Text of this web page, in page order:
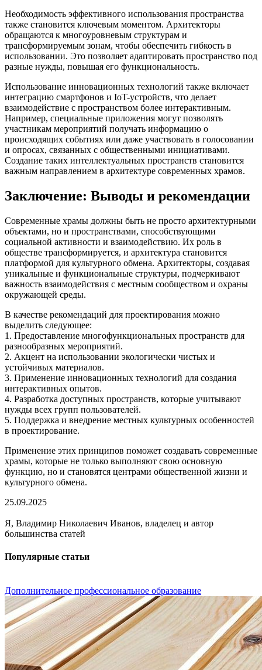
Необходимость эффективного использования пространства
также становится ключевым моментом. Архитекторы
обращаются к многоуровневым структурам и
трансформируемым зонам, чтобы обеспечить гибкость в
использовании. Это позволяет адаптировать пространство под
разные нужды, повышая его функциональность.
Использование инновационных технологий также включает
интеграцию смартфонов и IoT-устройств, что делает
взаимодействие с пространством более интерактивным.
Например, специальные приложения могут позволять
участникам мероприятий получать информацию о
происходящих событиях или даже участвовать в голосовании
и опросах, связанных с общественными инициативами.
Создание таких интеллектуальных пространств становится
важным направлением в архитектуре современных храмов.
Заключение: Выводы и рекомендации
Современные храмы должны быть не просто архитектурными
объектами, но и пространствами, способствующими
социальной активности и взаимодействию. Их роль в
обществе трансформируется, и архитектура становится
платформой для культурного обмена. Архитекторы, создавая
уникальные и функциональные структуры, подчеркивают
важность взаимодействия с местным сообществом и охраны
окружающей среды.
В качестве рекомендаций для проектирования можно
выделить следующее:
1. Предоставление многофункциональных пространств для
разнообразных мероприятий.
2. Акцент на использовании экологически чистых и
устойчивых материалов.
3. Применение инновационных технологий для создания
интерактивных опытов.
4. Разработка доступных пространств, которые учитывают
нужды всех групп пользователей.
5. Поддержка и внедрение местных культурных особенностей
в проектирование.
Применение этих принципов поможет создавать современные
храмы, которые не только выполняют свою основную
функцию, но и становятся центрами общественной жизни и
культурного обмена.
25.09.2025
Я, Владимир Николаевич Иванов, владелец и автор
большинства статей
Популярные статьи
Дополнительное профессиональное образование